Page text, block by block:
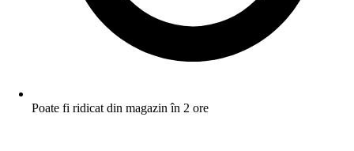
Poate fi ridicat din magazin în 2 ore